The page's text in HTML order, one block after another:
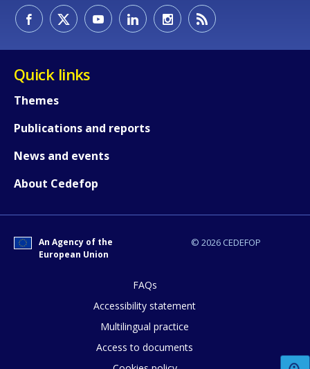
Quick links
Themes
Publications and reports
News and events
About Cedefop
© 2026 CEDEFOP
An Agency of the
European Union
FAQs
Accessibility statement
Multilingual practice
Access to documents
page?
E-mail (optional)